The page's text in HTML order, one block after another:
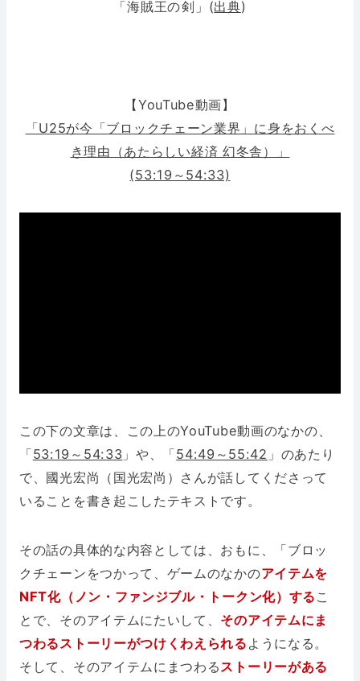
「海賊王の剣 」(出典)
【YouTube動画】
「U25が今「ブロックチェーン業界」に身をおくべ
き理由（あたらしい経済 幻冬舎）」
(53:19～54:33)
この下の文章は、この上のYouTube動画のなかの、
「53:19～54:33 」や、「54:49～55:42 」のあたり
で、國光宏尚（国光宏尚）さんが話してくださって
いることを書き起こしたテキストです。
その話の具体的な内容としては、おもに、「ブロッ
クチェーンをつかって、ゲームのなかのアイテムを
NFT化（ノン・ファンジブル・トークン化）する こ
とで、そのアイテムにたいして、 そのアイテムにま
つわるストーリーがつけくわえられる ようになる。
そして、そのアイテムにまつわるストーリーがある